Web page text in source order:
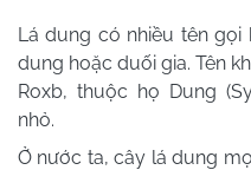
Lá dung có nhiều tên gọi
dung hoặc duối gia. Tên
Roxb, thuộc họ Dung
nhỏ.
Ở nước ta, cây lá dung